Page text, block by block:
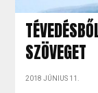
SZÖVEGET
2018 JÚNIUS 11.